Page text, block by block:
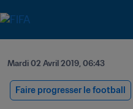
Mardi 02 Avril 2019, 06:43
Faire progresser le football